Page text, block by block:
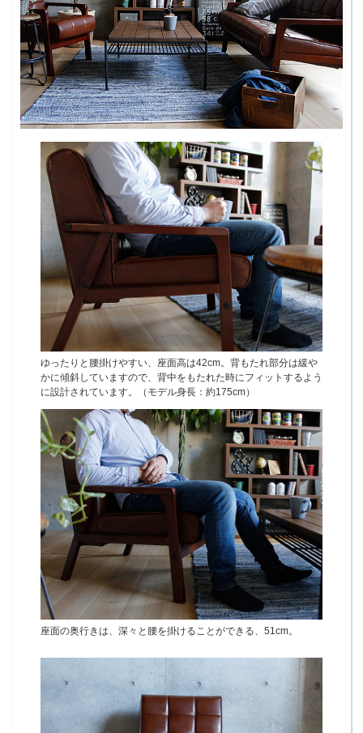
ゆったりと腰掛けやすい、座面高は42cm。背もたれ部分は緩や
かに傾斜していますので、背中をもたれた時にフィットするよう
に設計されています。（モデル身長：約175cm）
座面の奥行きは、深々と腰を掛けることができる、51cm。